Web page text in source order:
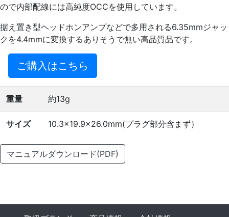
ので内部配線には高純度OCCを使用しています。
据え置き型ヘッドホンアンプなどで多用される6.35mmジャッ
クを4.4mmに変換するありそうで無い高品質品です。
ご購入はこちら
重量 約13g
サイズ 10.3×19.9×26.0mm(プラグ部分含まず）
マニュアルダウンロード(PDF)